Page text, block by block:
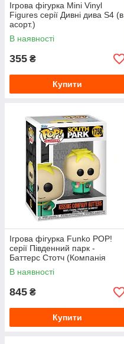
Ігрова фігурка Mini Vinyl
Figures серії Дивні дива S4 (в
асорт.)
В наявності
355 ₴
Купити
Ігрова фігурка Funko POP!
серії Південний парк -
Баттерс Стотч (Компанія
Поцілунків)
В наявності
845 ₴
Купити